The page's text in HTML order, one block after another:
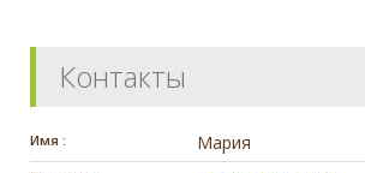
Контакты
Имя : Мария